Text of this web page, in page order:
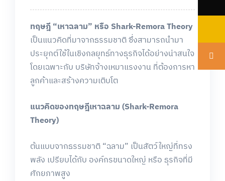
ทฤษฎี “เหาฉลาม” หรือ Shark-Remora Theory
เป็นแนวคิดที่มาจากธรรมชาติ ซึ่งสามารถนำมา
ประยุกต์ใช้ในเชิงกลยุทธ์ทางธุรกิจได้อย่างน่าสนใจ
โดยเฉพาะกับ บริษัทจ้างเหมาแรงงาน ที่ต้องการหา
ลูกค้าและสร้างความเติบโต
แนวคิดของทฤษฎีเหาฉลาม(Shark-Remora
Theory)
ต้นแบบจากธรรมชาติ “ฉลาม” เป็นสัตว์ใหญ่ที่ทรง
พลัง เปรียบได้กับ องค์กรขนาดใหญ่ หรือ ธุรกิจที่มี
ศักยภาพสูง